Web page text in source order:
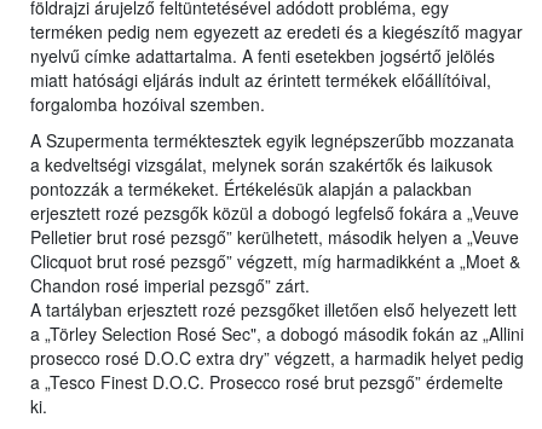
földrajzi árujelző feltüntetésével adódott probléma, egy
terméken pedig nem egyezett az eredeti és a kiegészítő magyar
nyelvű címke adattartalma. A fenti esetekben jogsértő jelölés
miatt hatósági eljárás indult az érintett termékek előállítóival,
forgalomba hozóival szemben.
A Szupermenta terméktesztek egyik legnépszerűbb mozzanata
a kedveltségi vizsgálat, melynek során szakértők és laikusok
pontozzák a termékeket. Értékelésük alapján a palackban
erjesztett rozé pezsgők közül a dobogó legfelső fokára a „Veuve
Pelletier brut rosé pezsgő” kerülhetett, második helyen a „Veuve
Clicquot brut rosé pezsgő” végzett, míg harmadikként a „Moet &
Chandon rosé imperial pezsgő” zárt.
A tartályban erjesztett rozé pezsgőket illetően első helyezett lett
a „Törley Selection Rosé Sec", a dobogó második fokán az „Allini
prosecco rosé D.O.C extra dry” végzett, a harmadik helyet pedig
a „Tesco Finest D.O.C. Prosecco rosé brut pezsgő” érdemelte
ki.